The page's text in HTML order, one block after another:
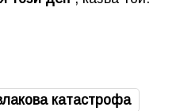
катастрофа